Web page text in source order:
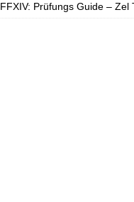
FFXIV: Prüfungs Guide – Zel